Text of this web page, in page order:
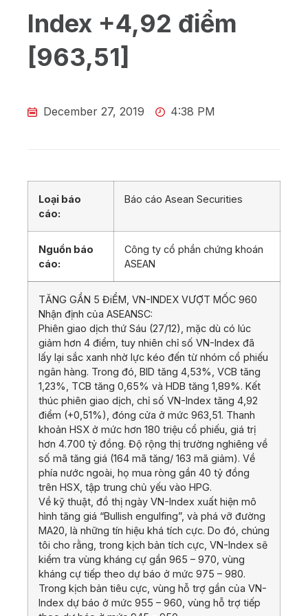
Index +4,92 điểm
[963,51]
December 27, 2019 4:38 PM
Loại báo
cáo:
Báo cáo Asean Securities
Nguồn báo
cáo:
Công ty cổ phần chứng khoán
ASEAN
TĂNG GẦN 5 ĐiỂM, VN-INDEX VƯỢT MỐC 960
Nhận định của ASEANSC:
Phiên giao dịch thứ Sáu (27/12), mặc dù có lúc
giảm hơn 4 điểm, tuy nhiên chỉ số VN-Index đã
lấy lại sắc xanh nhờ lực kéo đến từ nhóm cổ phiếu
ngân hàng. Trong đó, BID tăng 4,53%, VCB tăng
1,23%, TCB tăng 0,65% và HDB tăng 1,89%. Kết
thúc phiên giao dịch, chỉ số VN-Index tăng 4,92
điểm (+0,51%), đóng cửa ở mức 963,51. Thanh
khoản HSX ở mức hơn 180 triệu cổ phiếu, giá trị
hơn 4.700 tỷ đồng. Độ rộng thị trường nghiêng về
số mã tăng giá (164 mã tăng/ 163 mã giảm). Về
phía nước ngoài, họ mua ròng gần 40 tỷ đồng
trên HSX, tập trung chủ yếu vào HPG.
Về kỹ thuật, đồ thị ngày VN-Index xuất hiện mô
hình tăng giá “Bullish engulfing”, và phá vỡ đường
MA20, là những tín hiệu khá tích cực. Do đó, chúng
tôi cho rằng, trong kịch bản tích cực, VN-Index sẽ
kiểm tra vùng kháng cự gần 965 – 970, vùng
kháng cự tiếp theo dự báo ở mức 975 – 980.
Trong kịch bản tiêu cực, vùng hỗ trợ gần của VN-
Index dự báo ở mức 955 – 960, vùng hỗ trợ tiếp